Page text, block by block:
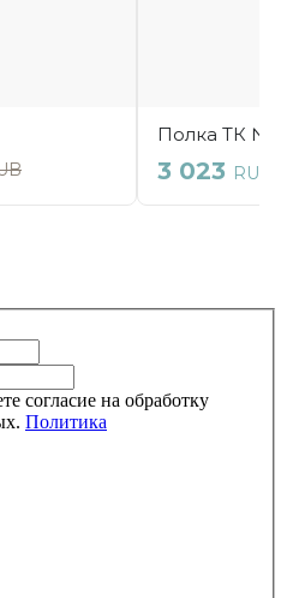
согласие на обработку
Политика